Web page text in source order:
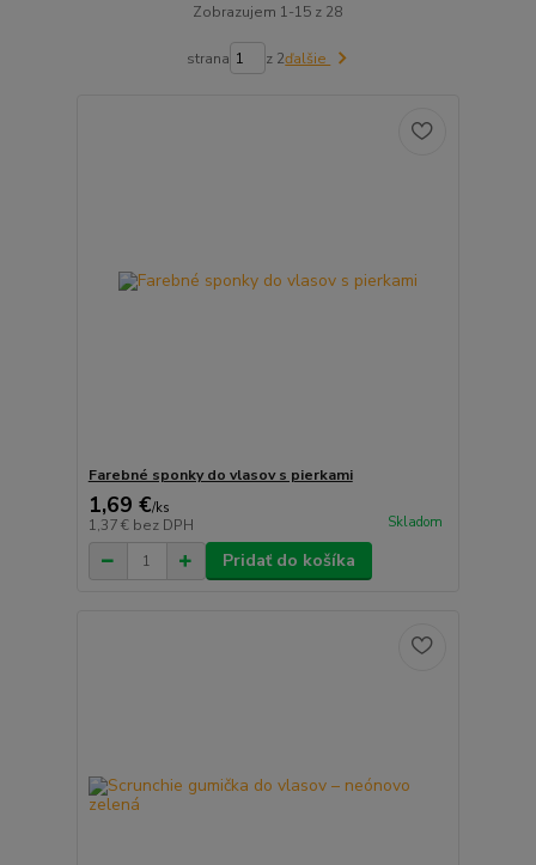
Zobrazujem 1-15 z 28
strana z 2ďalšie
Farebné sponky do vlasov s pierkami
1,69 €/ks
1,37 € bez DPH Skladom
Pridať do košíka